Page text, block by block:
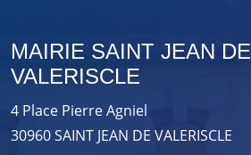
MAIRIE SAINT JEAN DE
VALERISCLE
4 Place Pierre Agniel
30960 SAINT JEAN DE VALERISCLE